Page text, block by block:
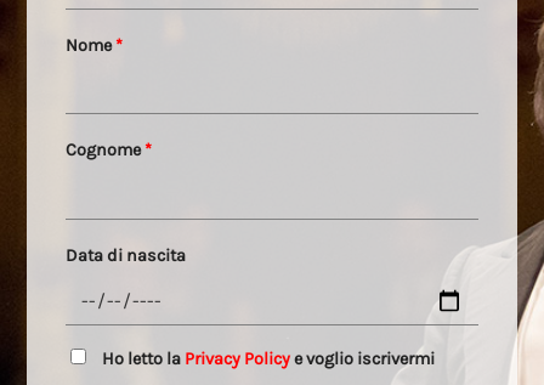
Nome*
Cognome*
Data di nascita
Ho letto la Privacy Policye voglio iscrivermi